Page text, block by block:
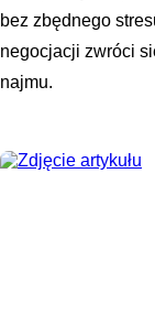
bez zbędnego
negocjacji zwróci
najmu.